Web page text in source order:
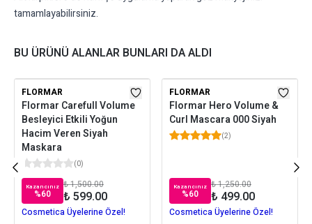
tamamlayabilirsiniz.
BU ÜRÜNÜ ALANLAR BUNLARI DA ALDI
FLORMAR
Flormar Carefull Volume
Besleyici Etkili Yoğun
Hacim Veren Siyah
Maskara
(0)
Kazancınız
%60
₺ 1,500.00
₺ 599.00
Cosmetica Üyelerine Özel!
FLORMAR
Flormar Hero Volume &
Curl Mascara 000 Siyah
(2)
Kazancınız
%60
₺ 1,250.00
₺ 499.00
Cosmetica Üyelerine Özel!